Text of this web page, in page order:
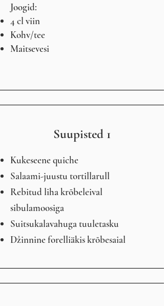
Joogid:
4 cl viin
Kohv/tee
Maitsevesi
Suupisted 1
Kukeseene quiche
Salaami-juustu tortillarull
Rebitud liha krõbeleival
sibulamoosiga
Suitsukalavahuga tuuletasku
Džinnine forelliäkis krõbesaial